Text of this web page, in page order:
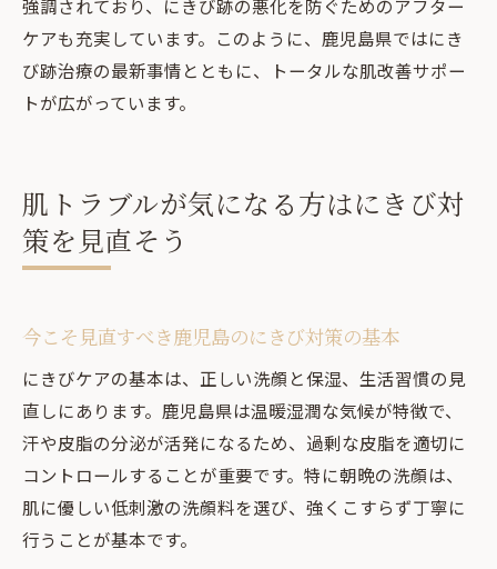
強調されており、にきび跡の悪化を防ぐためのアフター
ケアも充実しています。このように、鹿児島県ではにき
び跡治療の最新事情とともに、トータルな肌改善サポー
トが広がっています。
肌トラブルが気になる方はにきび対
策を見直そう
今こそ見直すべき鹿児島のにきび対策の基本
にきびケアの基本は、正しい洗顔と保湿、生活習慣の見
直しにあります。鹿児島県は温暖湿潤な気候が特徴で、
汗や皮脂の分泌が活発になるため、過剰な皮脂を適切に
コントロールすることが重要です。特に朝晩の洗顔は、
肌に優しい低刺激の洗顔料を選び、強くこすらず丁寧に
行うことが基本です。